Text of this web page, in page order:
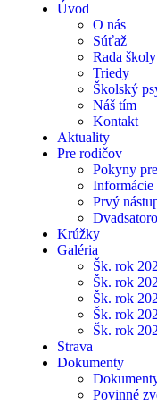
Úvod
O nás
Súťaž
Rada
Triedy
Školský
Náš tím
Kontakt
Aktuality
Pre rodičov
Pokyny
Informácie
Prvý
Dvadsatoro
Krúžky
Galéria
Šk. rok
Šk. rok
Šk. rok
Šk. rok
Šk. rok
Strava
Dokumenty
Povinné